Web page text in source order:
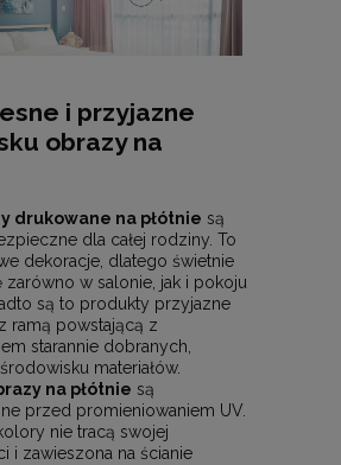
i przyjazne
obrazy na
drukowane na płótnie są
dla całej rodziny. To
dekoracje, dlatego świetnie
zarówno w salonie, jak i pokoju
są to produkty przyjazne
ramą powstającą z
starannie dobranych,
materiałów.
na płótnie są
przed promieniowaniem UV.
nie tracą swojej
i zawieszona na ścianie